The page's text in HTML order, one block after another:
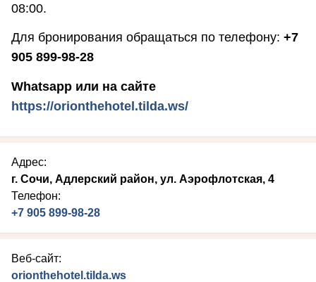
08:00.
Для бронирования обращаться по телефону: +7
905 899-98-28
Whatsapp или на сайте
https://orionthehotel.tilda.ws/
Адрес:
г. Сочи, Адлерский район, ул. Аэрофлотская, 4
Телефон:
+7 905 899-98-28
Веб-сайт:
orionthehotel.tilda.ws